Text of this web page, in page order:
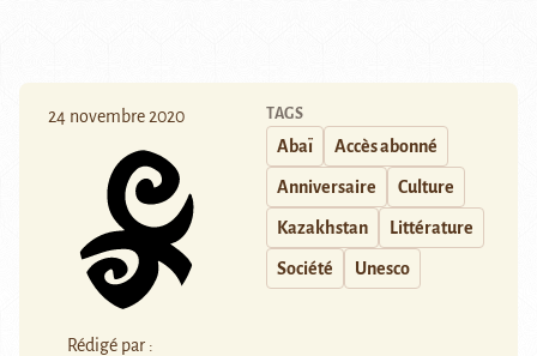
24 novembre 2020
Rédigé par :
TAGS
Abaï Accès abonné
Anniversaire Culture
Kazakhstan Littérature
Société Unesco